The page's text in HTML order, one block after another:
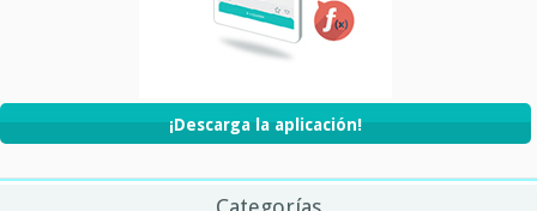
¡Descarga la aplicación!